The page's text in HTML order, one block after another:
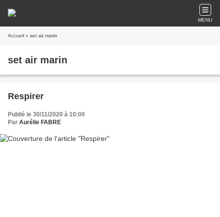
MENU
Accueil » set air marin
set air marin
Respirer
Publié le 30/11/2020 à 10:00
Par Aurélie FABRE